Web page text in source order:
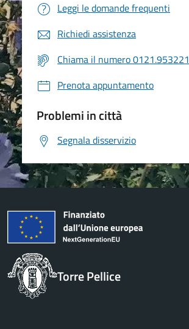
Leggi le domande frequenti
Richiedi assistenza
Chiama il numero 0121.953221
Prenota appuntamento
Problemi in città
Segnala disservizio
Torre Pellice